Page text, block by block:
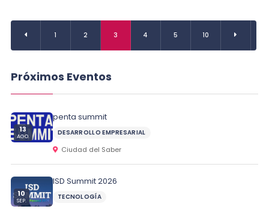
1 2 3 4 5
...
10
Próximos Eventos
13
AGO.
penta summit
DESARROLLO EMPRESARIAL
Ciudad del Saber
10
SEP.
ISD Summit 2026
TECNOLOGÍA